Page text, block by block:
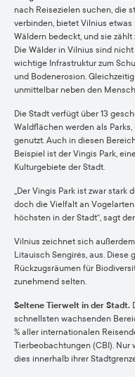
nach Reisezielen suchen, die
verbinden, bietet Vilnius etwas
Wäldern bedeckt, und sie
Die Wälder in Vilnius sind
wichtige Infrastruktur zum
und Bodenerosion.
unmittelbar neben den
Die Stadt verfügt über 13
Waldflächen werden als
genutzt. Auch in diesen
Beispiel ist der Vingis Park,
Kulturgebiete der Stadt.
„Der Vingis Park ist zwar
doch die Vielfalt an
höchsten in der Stadt“, sagt
Vilnius zeichnet sich
Litauisch Sengirės, aus. Diese
Rückzugsräumen für
zunehmend selten.
Seltene Tierwelt in der Stadt.
schnellsten wachsenden
% aller internationalen
Tierbeobachtungen (CBI).
dies innerhalb ihrer